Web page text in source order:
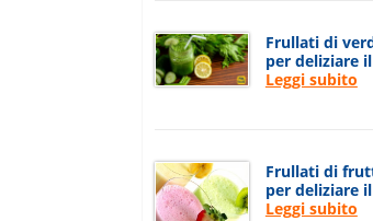
Frullati di
per deliziare
Leggi subito
Frullati di
per deliziare
Leggi subito